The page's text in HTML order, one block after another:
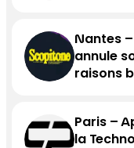
Nantes
annule
raisons
Paris –
la